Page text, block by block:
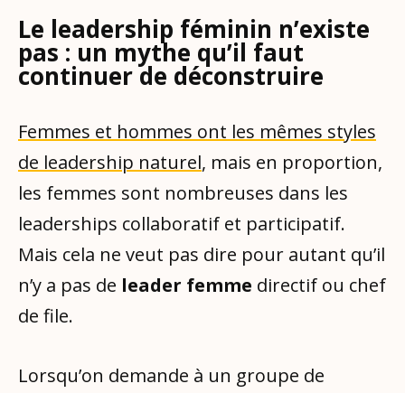
Le leadership féminin n’existe
pas : un mythe qu’il faut
continuer de déconstruire
Femmes et hommes ont les mêmes styles
de leadership naturel, mais en proportion,
les femmes sont nombreuses dans les
leaderships collaboratif et participatif.
Mais cela ne veut pas dire pour autant qu’il
n’y a pas de leader femme directif ou chef
de file.
Lorsqu’on demande à un groupe de